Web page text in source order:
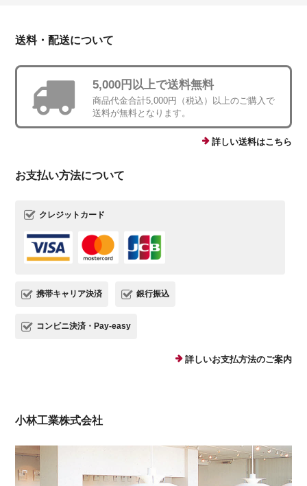
送料・配送について
5,000円以上で送料無料
商品代金合計5,000円（税込）以上のご購入で
送料が無料となります。
詳しい送料はこちら
お支払い方法について
クレジットカード
携帯キャリア決済 銀行振込
コンビニ決済・Pay-easy
詳しいお支払方法のご案内
小林工業株式会社